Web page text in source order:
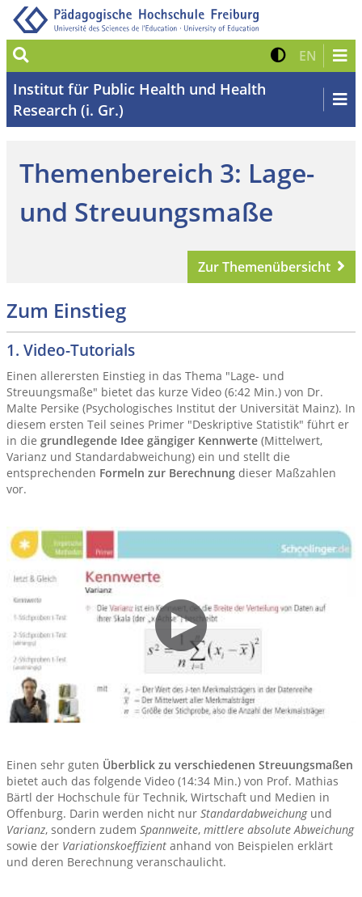
Suche Kontrast
EN Zur
Institut für Public Health und Health
Research (i. Gr.)
Themenbereich 3: Lage-
und Streuungsmaße
Zur Themenübersicht
Zum Einstieg
1. Video-Tutorials
Einen allerersten Einstieg in das Thema "Lage- und
Streuungsmaße" bietet das kurze Video (6:42 Min.) von Dr.
Malte Persike (Psychologisches Institut der Universität Mainz). In
diesem ersten Teil seines Primer "Deskriptive Statistik" führt er
in die grundlegende Idee gängiger Kennwerte (Mittelwert,
Varianz und Standardabweichung) ein und stellt die
entsprechenden Formeln zur Berechnung dieser Maßzahlen
vor.
Einen sehr guten Überblick zu verschiedenen Streuungsmaßen
bietet auch das folgende Video (14:34 Min.) von Prof. Mathias
Bärtl der Hochschule für Technik, Wirtschaft und Medien in
Offenburg. Darin werden nicht nur Standardabweichung und
Varianz, sondern zudem Spannweite, mittlere absolute Abweichung
sowie der Variationskoeffizient anhand von Beispielen erklärt
und deren Berechnung veranschaulicht.